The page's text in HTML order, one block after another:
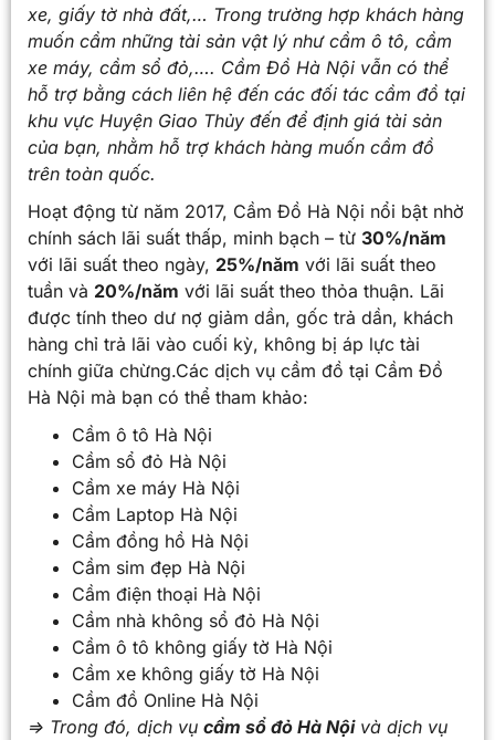
xe, giấy tờ nhà đất,… Trong trường hợp khách hàng
muốn cầm những tài sản vật lý như cầm ô tô, cầm
xe máy, cầm sổ đỏ,…. Cầm Đồ Hà Nội vẫn có thể
hỗ trợ bằng cách liên hệ đến các đối tác cầm đồ tại
khu vực Huyện Giao Thủy đến để định giá tài sản
của bạn, nhằm hỗ trợ khách hàng muốn cầm đồ
trên toàn quốc.
Hoạt động từ năm 2017, Cầm Đồ Hà Nội nổi bật nhờ
chính sách lãi suất thấp, minh bạch – từ 30%/năm
với lãi suất theo ngày, 25%/năm với lãi suất theo
tuần và 20%/năm với lãi suất theo thỏa thuận. Lãi
được tính theo dư nợ giảm dần, gốc trả dần, khách
hàng chỉ trả lãi vào cuối kỳ, không bị áp lực tài
chính giữa chừng.Các dịch vụ cầm đồ tại Cầm Đồ
Hà Nội mà bạn có thể tham khảo:
Cầm ô tô Hà Nội
Cầm sổ đỏ Hà Nội
Cầm xe máy Hà Nội
Cầm Laptop Hà Nội
Cầm đồng hồ Hà Nội
Cầm sim đẹp Hà Nội
Cầm điện thoại Hà Nội
Cầm nhà không sổ đỏ Hà Nội
Cầm ô tô không giấy tờ Hà Nội
Cầm xe không giấy tờ Hà Nội
Cầm đồ Online Hà Nội
=> Trong đó, dịch vụ cầm sổ đỏ Hà Nộivà dịch vụ